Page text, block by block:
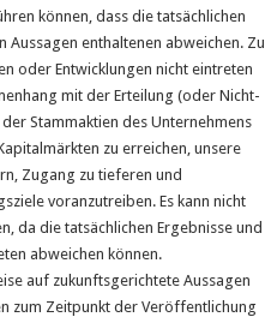
können, dass die tatsächlichen
Aussagen enthaltenen abweichen. Zu
oder Entwicklungen nicht eintreten
mit der Erteilung (oder Nicht-
Stammaktien des Unternehmens
zu erreichen, unsere
Zugang zu tieferen und
voranzutreiben. Es kann nicht
da die tatsächlichen Ergebnisse und
abweichen können.
auf zukunftsgerichtete Aussagen
zum Zeitpunkt der Veröffentlichung